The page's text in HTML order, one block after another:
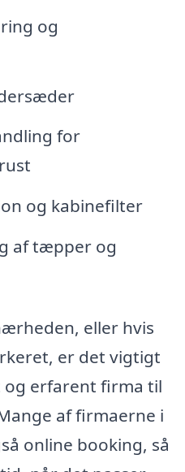
og
for
og kabinefilter
af tæpper og
eller hvis
er det vigtigt
erfarent firma til
af firmaerne i
online booking, så